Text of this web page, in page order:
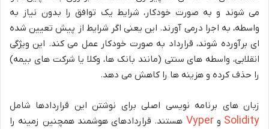
می شوند و به صورت خودکار، شرایط یک توافق را بدون نیاز به
واسطه، به اجرا درمی آورند. این یعنی اگر شرایط از پیش تعیین شده
ای برآورده شوند، قرارداد به صورت خودکار عمل می کند. این ویژگی
انقلابی، واسطه های سنتی (مانند بانک ها، وکلا یا شرکت های بیمه)
را حذف کرده و هزینه ها را کاهش می دهد.
زبان های برنامه نویسی اصلی برای نوشتن این قراردادها شامل
Solidity وVyper هستند. قراردادهای هوشمند همچنین زمینه را